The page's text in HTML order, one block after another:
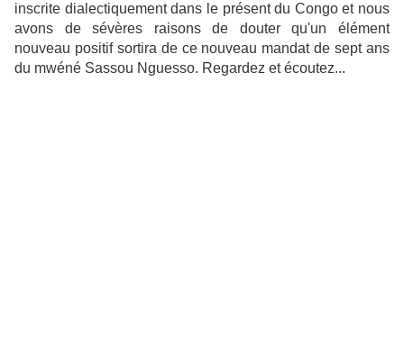
inscrite dialectiquement dans le présent du Congo et nous
avons de sévères raisons de douter qu'un élément
nouveau positif sortira de ce nouveau mandat de sept ans
du mwéné Sassou Nguesso. Regardez et écoutez...